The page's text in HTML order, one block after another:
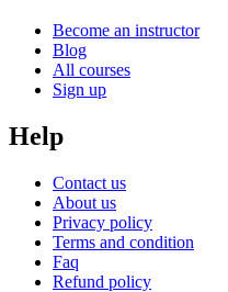
Become an instructor
Blog
All courses
Sign up
Help
Contact us
About us
Privacy policy
Terms and condition
Faq
Refund policy